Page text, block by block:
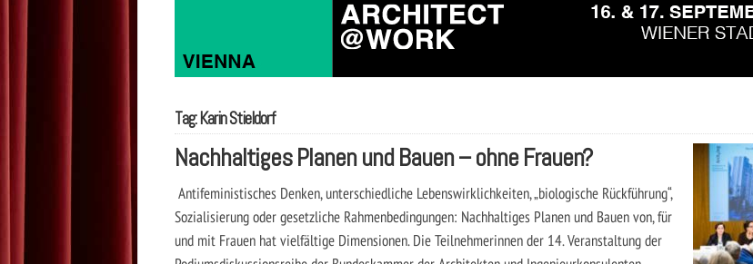
Tag: Karin Stieldorf
Nachhaltiges Planen und Bauen – ohne Frauen?
Antifeministisches Denken, unterschiedliche Lebenswirklichkeiten, „biologische Rückführung“,
Sozialisierung oder gesetzliche Rahmenbedingungen: Nachhaltiges Planen und Bauen von, für
und mit Frauen hat vielfältige Dimensionen. Die Teilnehmerinnen der 14. Veranstaltung der